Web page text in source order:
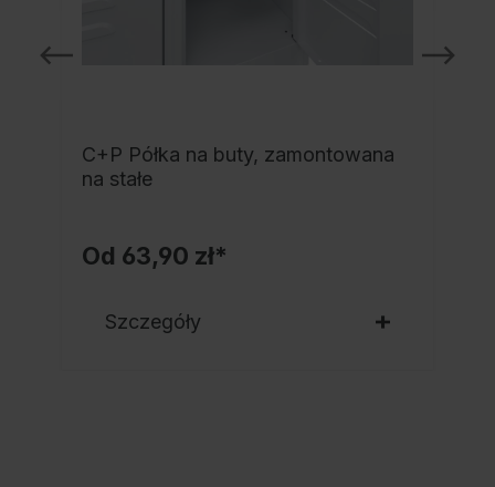
C+P Półka na buty, zamontowana
na stałe
Od 63,90 zł*
Szczegóły